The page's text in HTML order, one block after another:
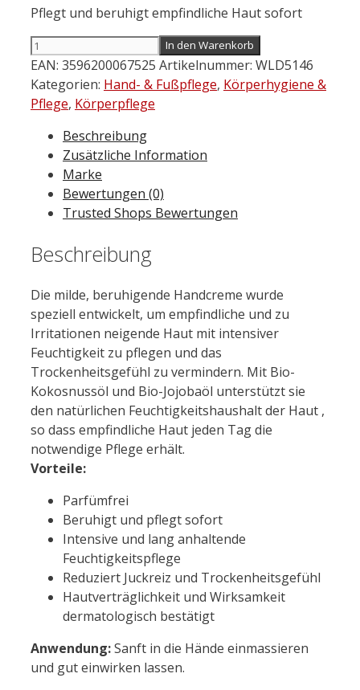
Pflegt und beruhigt empfindliche Haut sofort
WELEDA
Sensitiv
Handcreme
Parfümfrei
Menge
In den Warenkorb
EAN: 3596200067525 Artikelnummer: WLD5146
Kategorien: Hand- & Fußpflege, Körperhygiene &
Pflege, Körperpflege
Beschreibung
Zusätzliche Information
Marke
Bewertungen (0)
Trusted Shops Bewertungen
Beschreibung
Die milde, beruhigende Handcreme wurde
speziell entwickelt, um empfindliche und zu
Irritationen neigende Haut mit intensiver
Feuchtigkeit zu pflegen und das
Trockenheitsgefühl zu vermindern. Mit Bio-
Kokosnussöl und Bio-Jojobaöl unterstützt sie
den natürlichen Feuchtigkeitshaushalt der Haut ,
so dass empfindliche Haut jeden Tag die
notwendige Pflege erhält.
Vorteile:
Parfümfrei
Beruhigt und pflegt sofort
Intensive und lang anhaltende
Feuchtigkeitspflege
Reduziert Juckreiz und Trockenheitsgefühl
Hautverträglichkeit und Wirksamkeit
dermatologisch bestätigt
Anwendung:Sanft in die Hände einmassieren
und gut einwirken lassen.